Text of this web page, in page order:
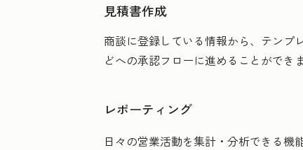
見積書作成
商談に登録している情報から、テンプ
どへの承認フローに進めることができま
レポーティング
日々の営業活動を集計・分析できる機